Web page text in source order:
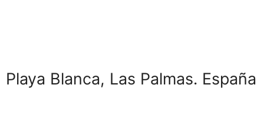
Playa Blanca, Las Palmas. España